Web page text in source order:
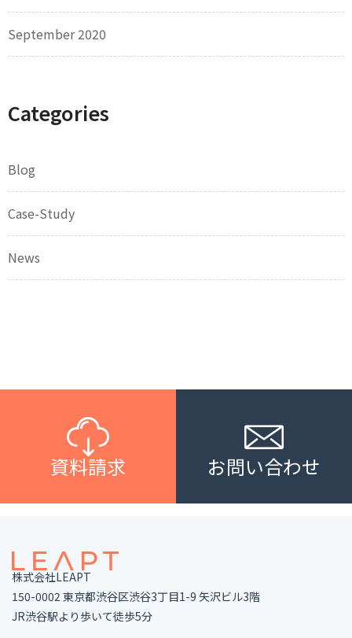
September 2020
Categories
Blog
Case-Study
News
資料請求 お問い合わせ
株式会社LEAPT
150-0002 東京都渋谷区渋谷3丁目1-9 矢沢ビル3階
JR渋谷駅より歩いて徒歩5分